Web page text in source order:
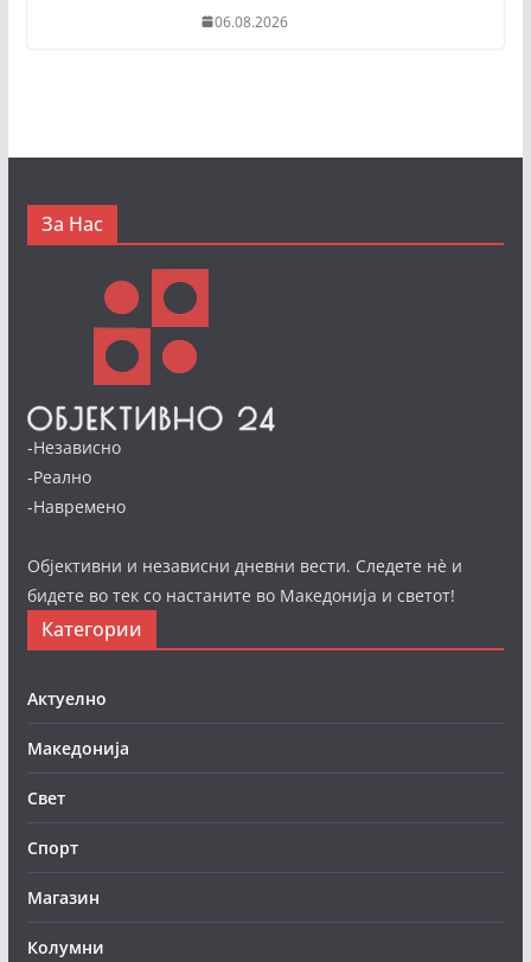
06.08.2026
За Нас
-Независно
-Реално
-Навремено
Објективни и независни дневни вести. Следете нè и
бидете во тек со настаните во Македонија и светот!
Категории
Актуелно
Македонија
Свет
Спорт
Магазин
Колумни